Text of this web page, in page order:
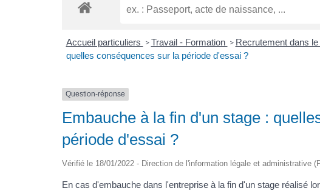
Accueil particuliers > Travail - Formation > Recrutement dans
quelles conséquences sur la période d'essai ?
Question-réponse
Embauche à la fin d'un stage :
période d'essai ?
Vérifié le 18/01/2022 - Direction de l'information légale et administrative
En cas d'embauche dans l'entreprise à la fin d'un stage réalisé